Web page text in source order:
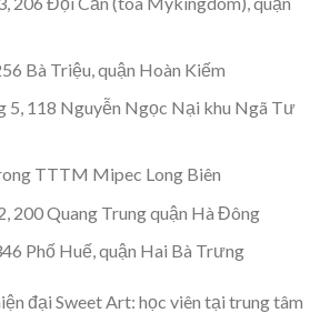
Bà Triệu, quận Hoàn Kiếm
5, 118 Nguyễn Ngọc Nại khu Ngã Tư
TTTM Mipec Long Biên
200 Quang Trung quận Hà Đông
Phố Huế, quận Hai Bà Trưng
đại Sweet Art: học viên tại trung tâm